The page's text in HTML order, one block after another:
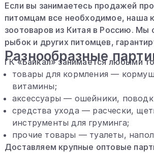
Если вы занимаетесь продажей
питомцам все необходимое, наша
зоотоваров из Китая в Россию. Мы
рыбок и других питомцев,
Разнообразные
ГК «Байкал» занимается любыми
товары для кормления —
витамины;
аксессуары — ошейники,
средства ухода — расчески,
инструменты для груминга;
прочие товары — туалеты,
Доставляем крупные оптовые